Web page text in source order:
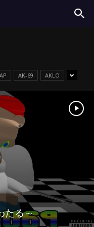
AK-69 AKLO
たる～